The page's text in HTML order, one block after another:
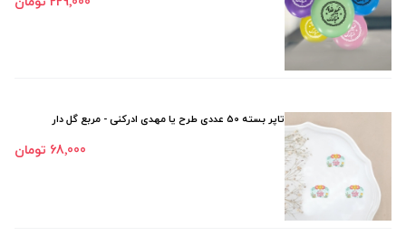
تاپر بسته 50 عددی طرح یا مهدی ادرکنی - مربع گل دار
68٬000 تومان